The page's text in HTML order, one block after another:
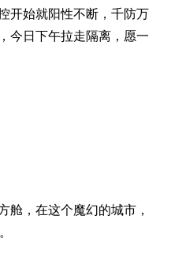
开始就阳性不断，千防万
今日下午拉走隔离，愿一
舱，在这个魔幻的城市，